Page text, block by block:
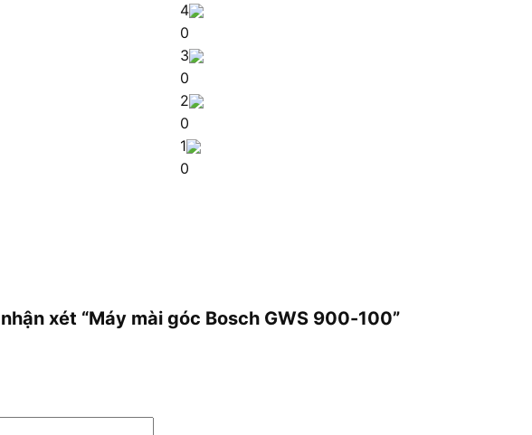
4
0
3
0
2
0
1
0
xét “Máy mài góc Bosch GWS 900-100”